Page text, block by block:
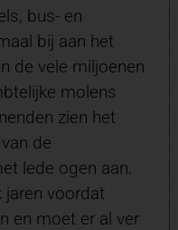
bus- en
bij aan het
de vele miljoenen
molens
zien het
de
lede ogen aan.
jaren voordat
en moet er al ver